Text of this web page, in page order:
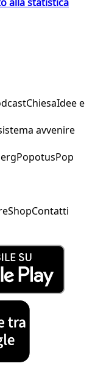
ChiesaIdee e
avvenire
PopotusPop
ShopContatti